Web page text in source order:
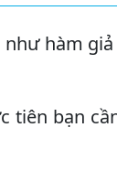
hàm
tiên bạn